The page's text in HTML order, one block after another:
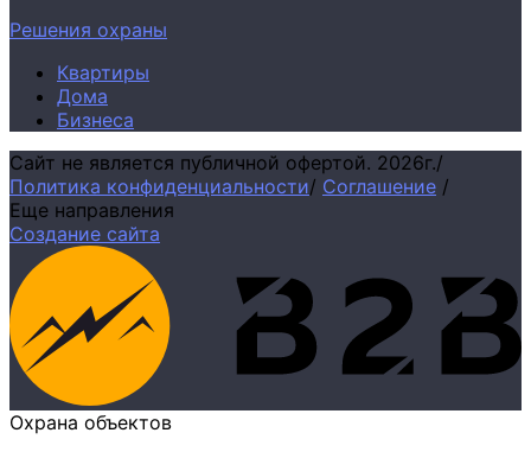
Решения охраны
Квартиры
Дома
Бизнеса
Сайт не является публичной офертой. 2026г./
Политика конфиденциальности/ Соглашение /
Еще направления
Создание сайта
Охрана объектов